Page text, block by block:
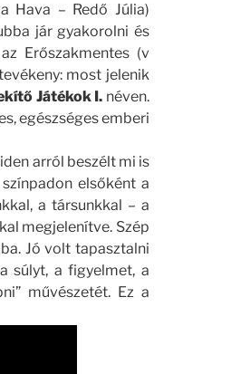
Hava – Redő Júlia)
jár gyakorolni és
Erőszakmentes (v
most jelenik
Játékok I. néven.
egészséges emberi
arról beszélt mi is
elsőként a
a társunkkal – a
megjelenítve. Szép
Jó volt tapasztalni
súlyt, a figyelmet, a
művészetét. Ez a